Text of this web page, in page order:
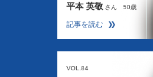
平本 英敬 さん 50歳
記事を読む
VOL.84